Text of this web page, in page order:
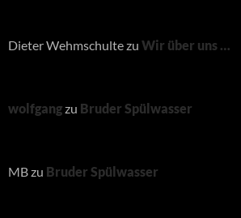
Dieter Wehmschultezu Wir über uns …
wolfgangzu Bruder Spülwasser
MBzu Bruder Spülwasser